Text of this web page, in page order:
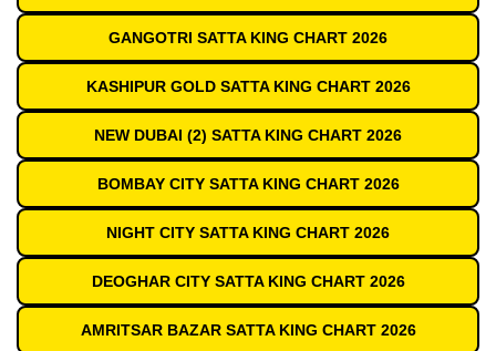
GANGOTRI SATTA KING CHART 2026
KASHIPUR GOLD SATTA KING CHART 2026
NEW DUBAI (2) SATTA KING CHART 2026
BOMBAY CITY SATTA KING CHART 2026
NIGHT CITY SATTA KING CHART 2026
DEOGHAR CITY SATTA KING CHART 2026
AMRITSAR BAZAR SATTA KING CHART 2026